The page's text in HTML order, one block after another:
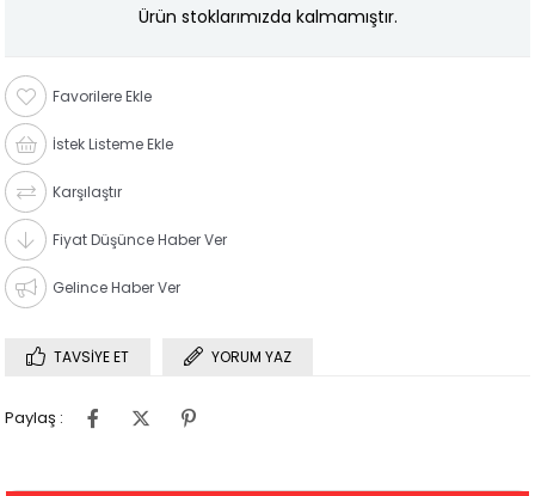
Ürün stoklarımızda kalmamıştır.
Favorilere Ekle
İstek Listeme Ekle
Karşılaştır
Fiyat Düşünce Haber Ver
Gelince Haber Ver
TAVSIYE ET YORUM YAZ
Paylaş :